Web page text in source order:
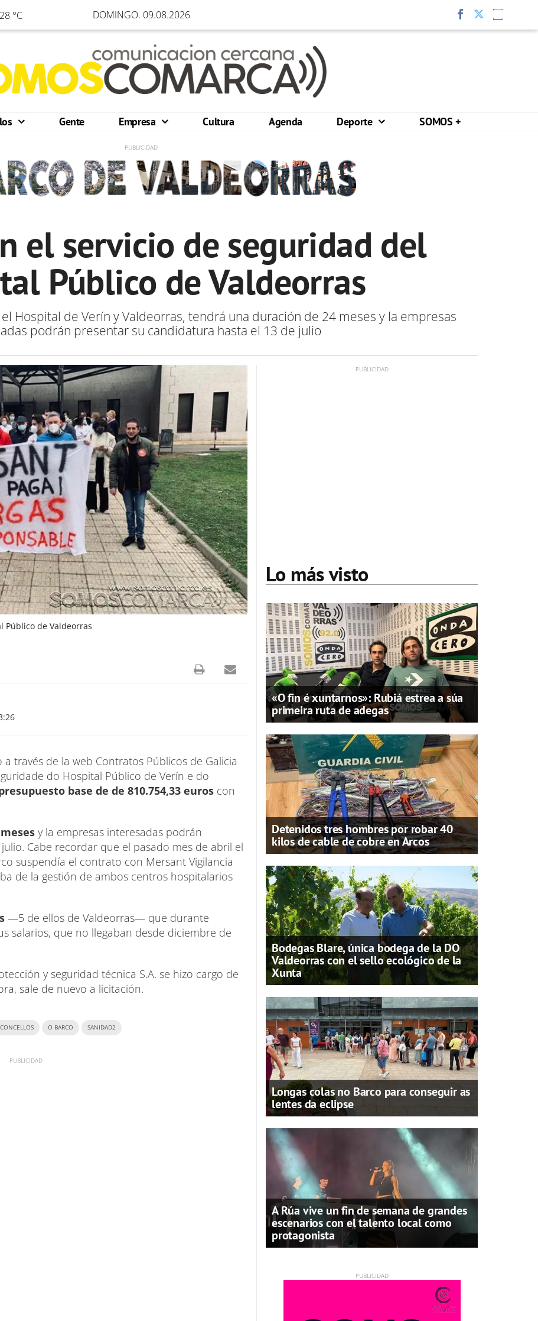
28 °C DOMINGO. 09.08.2026
Gente Empresa Cultura Agenda Deporte SOMOS +
el servicio de seguridad del
Público de Valdeorras
Hospital de Verín y Valdeorras, tendrá una duración de 24 meses y la empresas
podrán presentar su candidatura hasta el 13 de julio
Público de Valdeorras
través de la web Contratos Públicos de Galicia
do Hospital Público de Verín e do
base de de 810.754,33 euros con
y la empresas interesadas podrán
Cabe recordar que el pasado mes de abril el
suspendía el contrato con Mersant Vigilancia
de la gestión de ambos centros hospitalarios
—5 de ellos de Valdeorras— que durante
salarios, que no llegaban desde diciembre de
y seguridad técnica S.A. se hizo cargo de
sale de nuevo a licitación.
CONCELLOS O BARCO SANIDAD2
Lo más visto
«O fin é xuntarnos»: Rubiá estrea a súa
primeira ruta de adegas
Detenidos tres hombres por robar 40
kilos de cable de cobre en Arcos
Bodegas Blare, única bodega de la DO
Valdeorras con el sello ecológico de la
Xunta
Longas colas no Barco para conseguir as
lentes da eclipse
A Rúa vive un fin de semana de grandes
escenarios con el talento local como
protagonista